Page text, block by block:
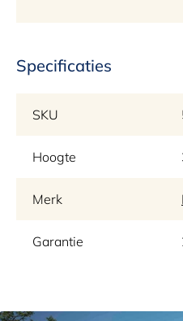
Specificaties
SKU
Hoogte
Merk
Garantie